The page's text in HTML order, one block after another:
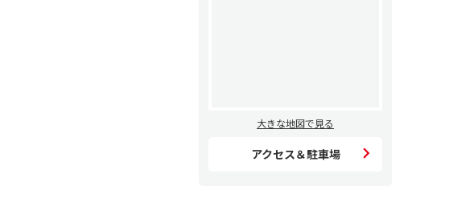
大きな地図で見る
アクセス＆駐車場